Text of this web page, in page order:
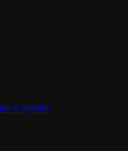
o njemu